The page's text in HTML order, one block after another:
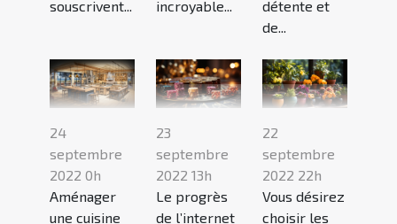
souscrivent... incroyable...
détente et
de...
24
septembre
2022 0h
Aménager
une cuisine
23
septembre
2022 13h
Le progrès
de l’internet
22
septembre
2022 22h
Vous désirez
choisir les